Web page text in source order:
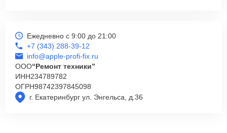
г. Екатеринбург ул. Энгельса, д.36
Ежедневно с 9:00 до 21:00
+7 (343) 288-39-12
info@apple-profi-fix.ru
ООО“Ремонт техники”
ИНН234789782
ОГРН98742397845098